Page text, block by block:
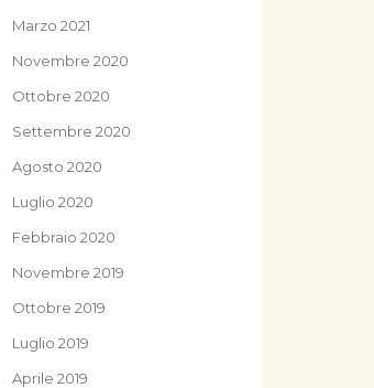
Marzo 2021
Novembre 2020
Ottobre 2020
Settembre 2020
Agosto 2020
Luglio 2020
Febbraio 2020
Novembre 2019
Ottobre 2019
Luglio 2019
Aprile 2019